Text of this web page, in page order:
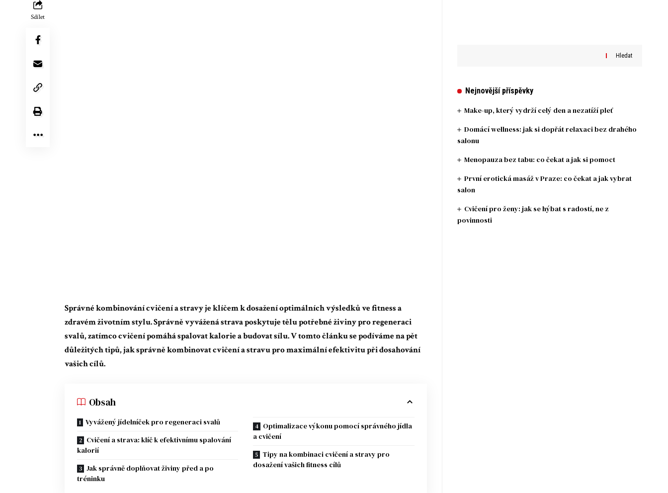
Sdílet
Správné kombinování cvičení a stravy je klíčem k dosažení optimálních výsledků ve fitness a
zdravém životním stylu. Správně vyvážená strava poskytuje tělu potřebné živiny pro regeneraci
svalů, zatímco cvičení pomáhá spalovat kalorie a budovat sílu. V tomto článku se podíváme na pět
důležitých tipů, jak správně kombinovat cvičení a stravu pro maximální efektivitu při dosahování
vašich cílů.
Obsah
Vyvážený jídelníček pro regeneraci svalů
Cvičení a strava: klíč k efektivnímu spalování
kalorií
Jak správně doplňovat živiny před a po
tréninku
Optimalizace výkonu pomocí správného jídla
a cvičení
Tipy na kombinaci cvičení a stravy pro
dosažení vašich fitness cílů
Hledat
Nejnovější příspěvky
Make-up, který vydrží celý den a nezatíží pleť
Domácí wellness: jak si dopřát relaxaci bez drahého
salonu
Menopauza bez tabu: co čekat a jak si pomoct
První erotická masáž v Praze: co čekat a jak vybrat
salon
Cvičení pro ženy: jak se hýbat s radostí, ne z
povinnosti